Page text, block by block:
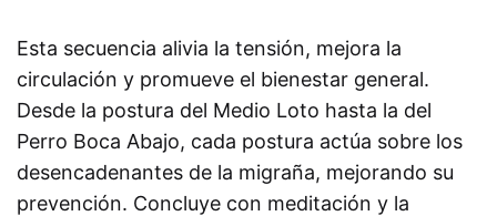
Esta secuencia alivia la tensión, mejora la
circulación y promueve el bienestar general.
Desde la postura del Medio Loto hasta la del
Perro Boca Abajo, cada postura actúa sobre los
desencadenantes de la migraña, mejorando su
prevención. Concluye con meditación y la